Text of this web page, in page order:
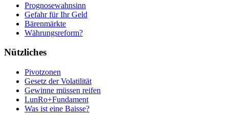
Prognosewahnsinn
Gefahr für Ihr Geld
Bärenmärkte
Währungsreform?
Nützliches
Pivotzonen
Gesetz der Volatilität
Gewinne müssen reifen
LunRo+Fundament
Was ist eine Baisse?